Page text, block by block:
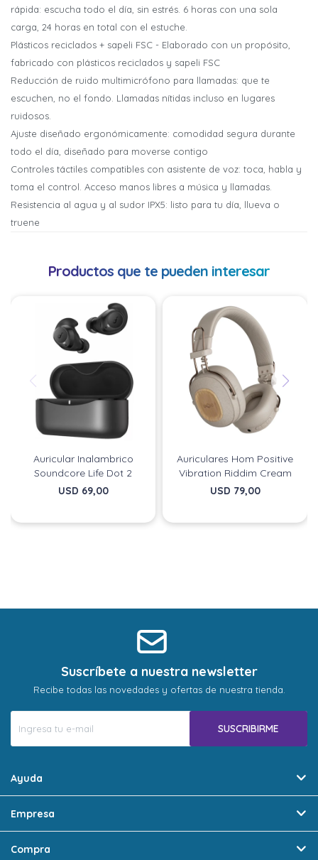
rápida: escucha todo el día, sin estrés. 6 horas con una sola
carga, 24 horas en total con el estuche.
Plásticos reciclados + sapeli FSC - Elaborado con un propósito,
fabricado con plásticos reciclados y sapeli FSC
Reducción de ruido multimicrófono para llamadas: que te
escuchen, no el fondo. Llamadas nítidas incluso en lugares
ruidosos.
Ajuste diseñado ergonómicamente: comodidad segura durante
todo el día, diseñado para moverse contigo
Controles táctiles compatibles con asistente de voz: toca, habla y
toma el control. Acceso manos libres a música y llamadas.
Resistencia al agua y al sudor IPX5: listo para tu día, llueva o
truene
Productos que te pueden interesar
Auricular Inalambrico
Soundcore Life Dot 2
USD 69,00
Auriculares Hom Positive
Vibration Riddim Cream
USD 79,00
Suscríbete a nuestra newsletter
Recibe todas las novedades y ofertas de nuestra tienda.
SUSCRIBIRME
Ayuda
Empresa
Compra
Comprá ahora y Pagá
Después, hasta en 12
cuotas y sin tocar tu
tarjeta de crédito
* sujeto aprobación crediticia.
Verifica si estás calificado para comprar con
Cédula de identidad
Celular
Fecha de nacimiento
Día Mes Año
Continuar
Estás calificado para comprar usando Pago
¡Tenés hasta
para comprar en las cuotas que
prefieras!
Elegís Pago Después como metodo de pago
* sujeto a aprobación crediticia. El monto disponible
puede variar por comercio
Ups!
Parece que no tenes oferta, lamentamos el
inconveniente, por cualquier duda
contactanos en
¡Algo salió mal!
Por favor intenta nuevamente mas tarde.
Comprá ahora y Pagá
Después, hasta en 12
cuotas y sin tocar tu
tarjeta de crédito
* sujeto aprobación crediticia.
Verifica si estás calificado para comprar con
Cédula de identidad
Celular
Fecha de nacimiento
Día Mes Año
Continuar
Estás calificado para comprar usando Pago
¡Tenés hasta
para comprar en las cuotas que
prefieras!
Elegís Pago Después como metodo de pago
* sujeto a aprobación crediticia. El monto disponible
puede variar por comercio
Ups!
Parece que no tenes oferta, lamentamos el
inconveniente, por cualquier duda
contactanos en
¡Algo salió mal!
Por favor intenta nuevamente mas tarde.